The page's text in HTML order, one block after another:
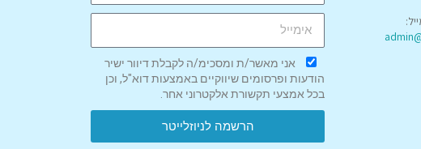
אני מאשר/ת ומסכימ/ה לקבלת דיוור ישיר
הודעות ופרסומים שיווקיים באמצעות דוא"ל, וכן
בכל אמצעי תקשורת אלקטרוני אחר.
הרשמה לניוזלייטר